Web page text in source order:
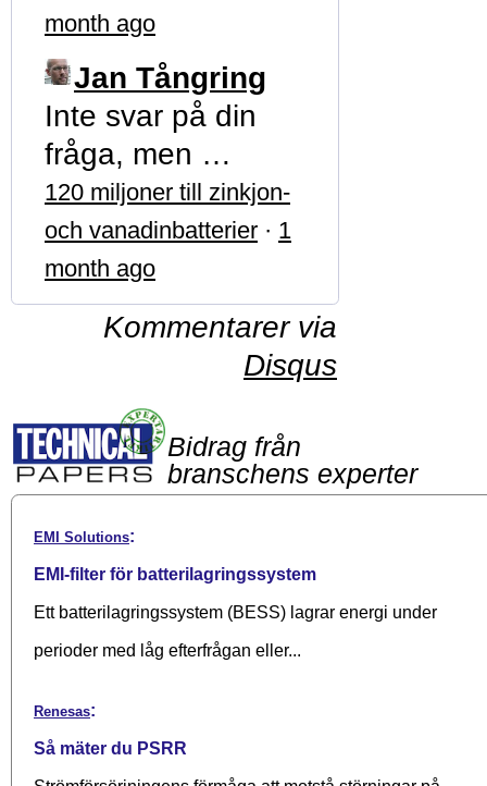
month ago
Jan Tångring
Inte svar på din
fråga, men …
120 miljoner till zinkjon-
och vanadinbatterier · 1
month ago
Kommentarer via
Disqus
Bidrag från
branschens experter
EMI Solutions:
EMI-filter för batterilagringssystem
Ett batterilagringssystem (BESS) lagrar energi under
perioder med låg efterfrågan eller...
Renesas:
Så mäter du PSRR